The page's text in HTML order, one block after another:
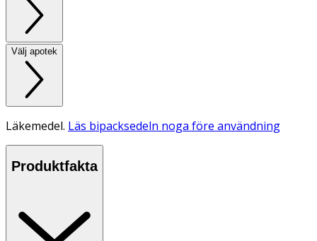
Välj apotek
Läkemedel. Läs bipacksedeln noga före användning
Produktfakta